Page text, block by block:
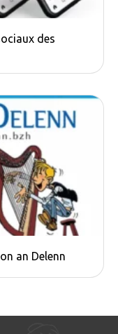
des
an Delenn